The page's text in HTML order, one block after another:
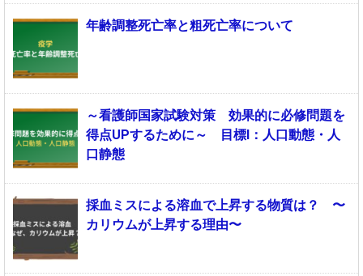
年齢調整死亡率と粗死亡率について
～看護師国家試験対策 効果的に必修問題を
得点UPするために～ 目標Ⅰ：人口動態・人
口静態
採血ミスによる溶血で上昇する物質は？ 〜
カリウムが上昇する理由〜